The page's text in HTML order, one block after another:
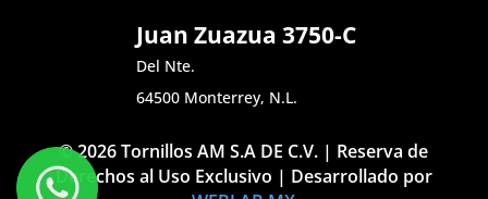
Juan Zuazua 3750-C
Del Nte.
64500 Monterrey, N.L.
© 2026 Tornillos AM S.A DE C.V. | Reserva de
Derechos al Uso Exclusivo | Desarrollado por